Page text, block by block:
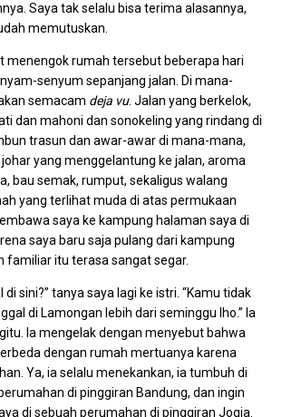
Saya tak selalu bisa terima alasannya,
memutuskan.
menengok rumah tersebut beberapa hari
senyum sepanjang jalan. Di mana-
semacam deja vu. Jalan yang berkelok,
dan mahoni dan sonokeling yang rindang di
trasun dan awar-awar di mana-mana,
yang menggelantung ke jalan, aroma
bau semak, rumput, sekaligus walang
yang terlihat muda di atas permukaan
saya ke kampung halaman saya di
saya baru saja pulang dari kampung
familiar itu terasa sangat segar.
sini?” tanya saya lagi ke istri. “Kamu tidak
di Lamongan lebih dari seminggu lho.” Ia
Ia mengelak dengan menyebut bahwa
dengan rumah mertuanya karena
Ya, ia selalu menekankan, ia tumbuh di
di pinggiran Bandung, dan ingin
di sebuah perumahan di pinggiran Jogja.